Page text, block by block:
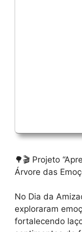
🌳🎬 Projeto
Árvore das
No Dia da
exploraram
fortalecendo